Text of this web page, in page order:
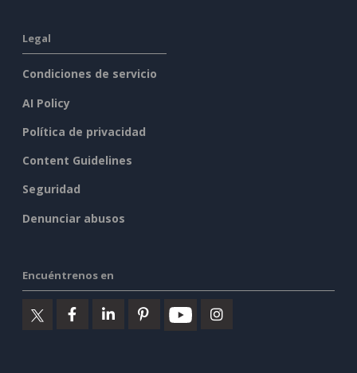
Legal
Condiciones de servicio
AI Policy
Política de privacidad
Content Guidelines
Seguridad
Denunciar abusos
Encuéntrenos en